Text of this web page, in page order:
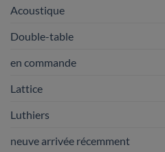
Acoustique
Double-table
en commande
Lattice
Luthiers
neuve arrivée récemment